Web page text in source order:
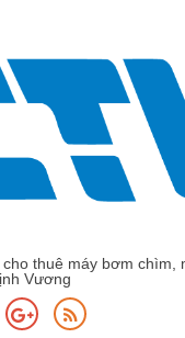
thuê máy bơm chìm,
Vương